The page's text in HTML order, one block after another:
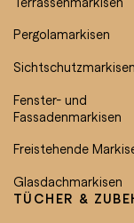
Pergolamarkisen
Sichtschutzmarkisen
Fenster- und
Fassadenmarkisen
Freistehende
Glasdachmarkisen
TÜCHER &